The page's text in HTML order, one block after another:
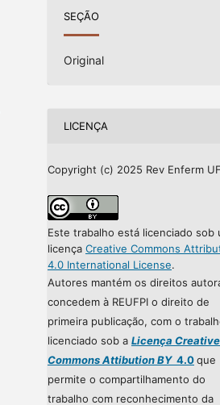
SEÇÃO
Original
LICENÇA
Copyright (c) 2025 Rev Enferm
Este trabalho está licenciado sob
licença Creative Commons
4.0 International License.
Autores mantém os direitos
concedem à REUFPI o direito de
primeira publicação, com o
licenciado sob a Licença Creative
Commons Attibution BY4.0que
permite o compartilhamento do
trabalho com reconhecimento da